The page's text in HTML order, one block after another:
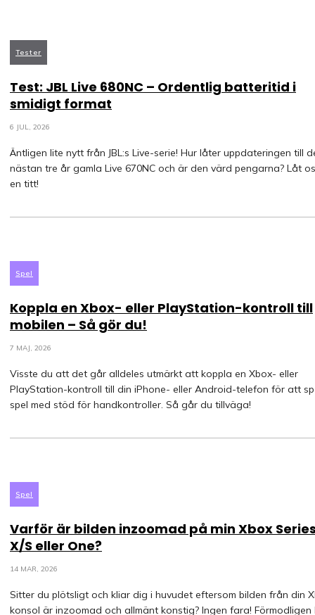
Tester
Test: JBL Live 680NC – Ordentlig batteritid i
smidigt format
6 JUL, 2026
Äntligen lite nytt från JBL:s Live-serie! Hur låter uppdateringen till
nästan tre år gamla Live 670NC och är den värd pengarna? Låt
en titt!
Spel
Koppla en Xbox- eller PlayStation-kontroll till
mobilen – Så gör du!
7 MAJ, 2026
Visste du att det går alldeles utmärkt att koppla en Xbox- eller
PlayStation-kontroll till din iPhone- eller Android-telefon för att
spel med stöd för handkontroller. Så går du tillväga!
Spel
Varför är bilden inzoomad på min Xbox
X/S eller One?
14 MAR, 2026
Sitter du plötsligt och kliar dig i huvudet eftersom bilden från din
konsol är inzoomad och allmänt konstig? Ingen fara! Förmodligen